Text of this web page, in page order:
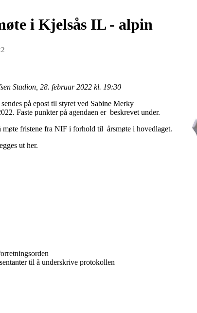
i Kjelsås IL - alpin
Stadion, 28. februar 2022 kl. 19:30
på epost til styret ved Sabine Merky
Faste punkter på agendaen er beskrevet under.
fristene fra NIF i forhold til årsmøte i hovedlaget.
ut her.
til å underskrive protokollen